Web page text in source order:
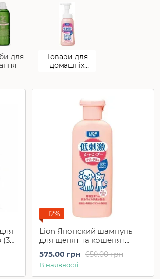
для
Товари для
домашніх
(30
−12%
Lion Японский шампунь
для щенят та кошенят
650.00 грн
575.00 грн
В наявності